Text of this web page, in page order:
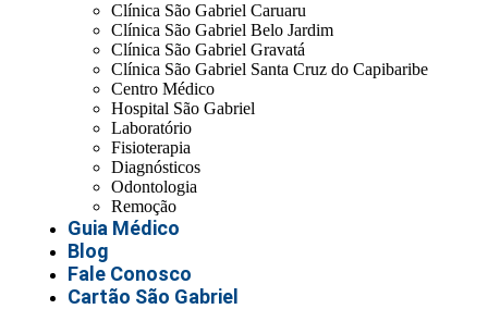
Clínica São Gabriel Caruaru
Clínica São Gabriel Belo Jardim
Clínica São Gabriel Gravatá
Clínica São Gabriel Santa Cruz do Capibaribe
Centro Médico
Hospital São Gabriel
Laboratório
Fisioterapia
Diagnósticos
Odontologia
Remoção
Guia Médico
Blog
Fale Conosco
Cartão São Gabriel